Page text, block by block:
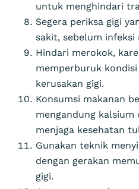
untuk menghindari
Segera periksa gigi
sakit, sebelum infeksi
Hindari merokok,
memperburuk
kerusakan gigi.
Konsumsi makanan
mengandung
menjaga kesehatan
Gunakan teknik
dengan gerakan
gigi.